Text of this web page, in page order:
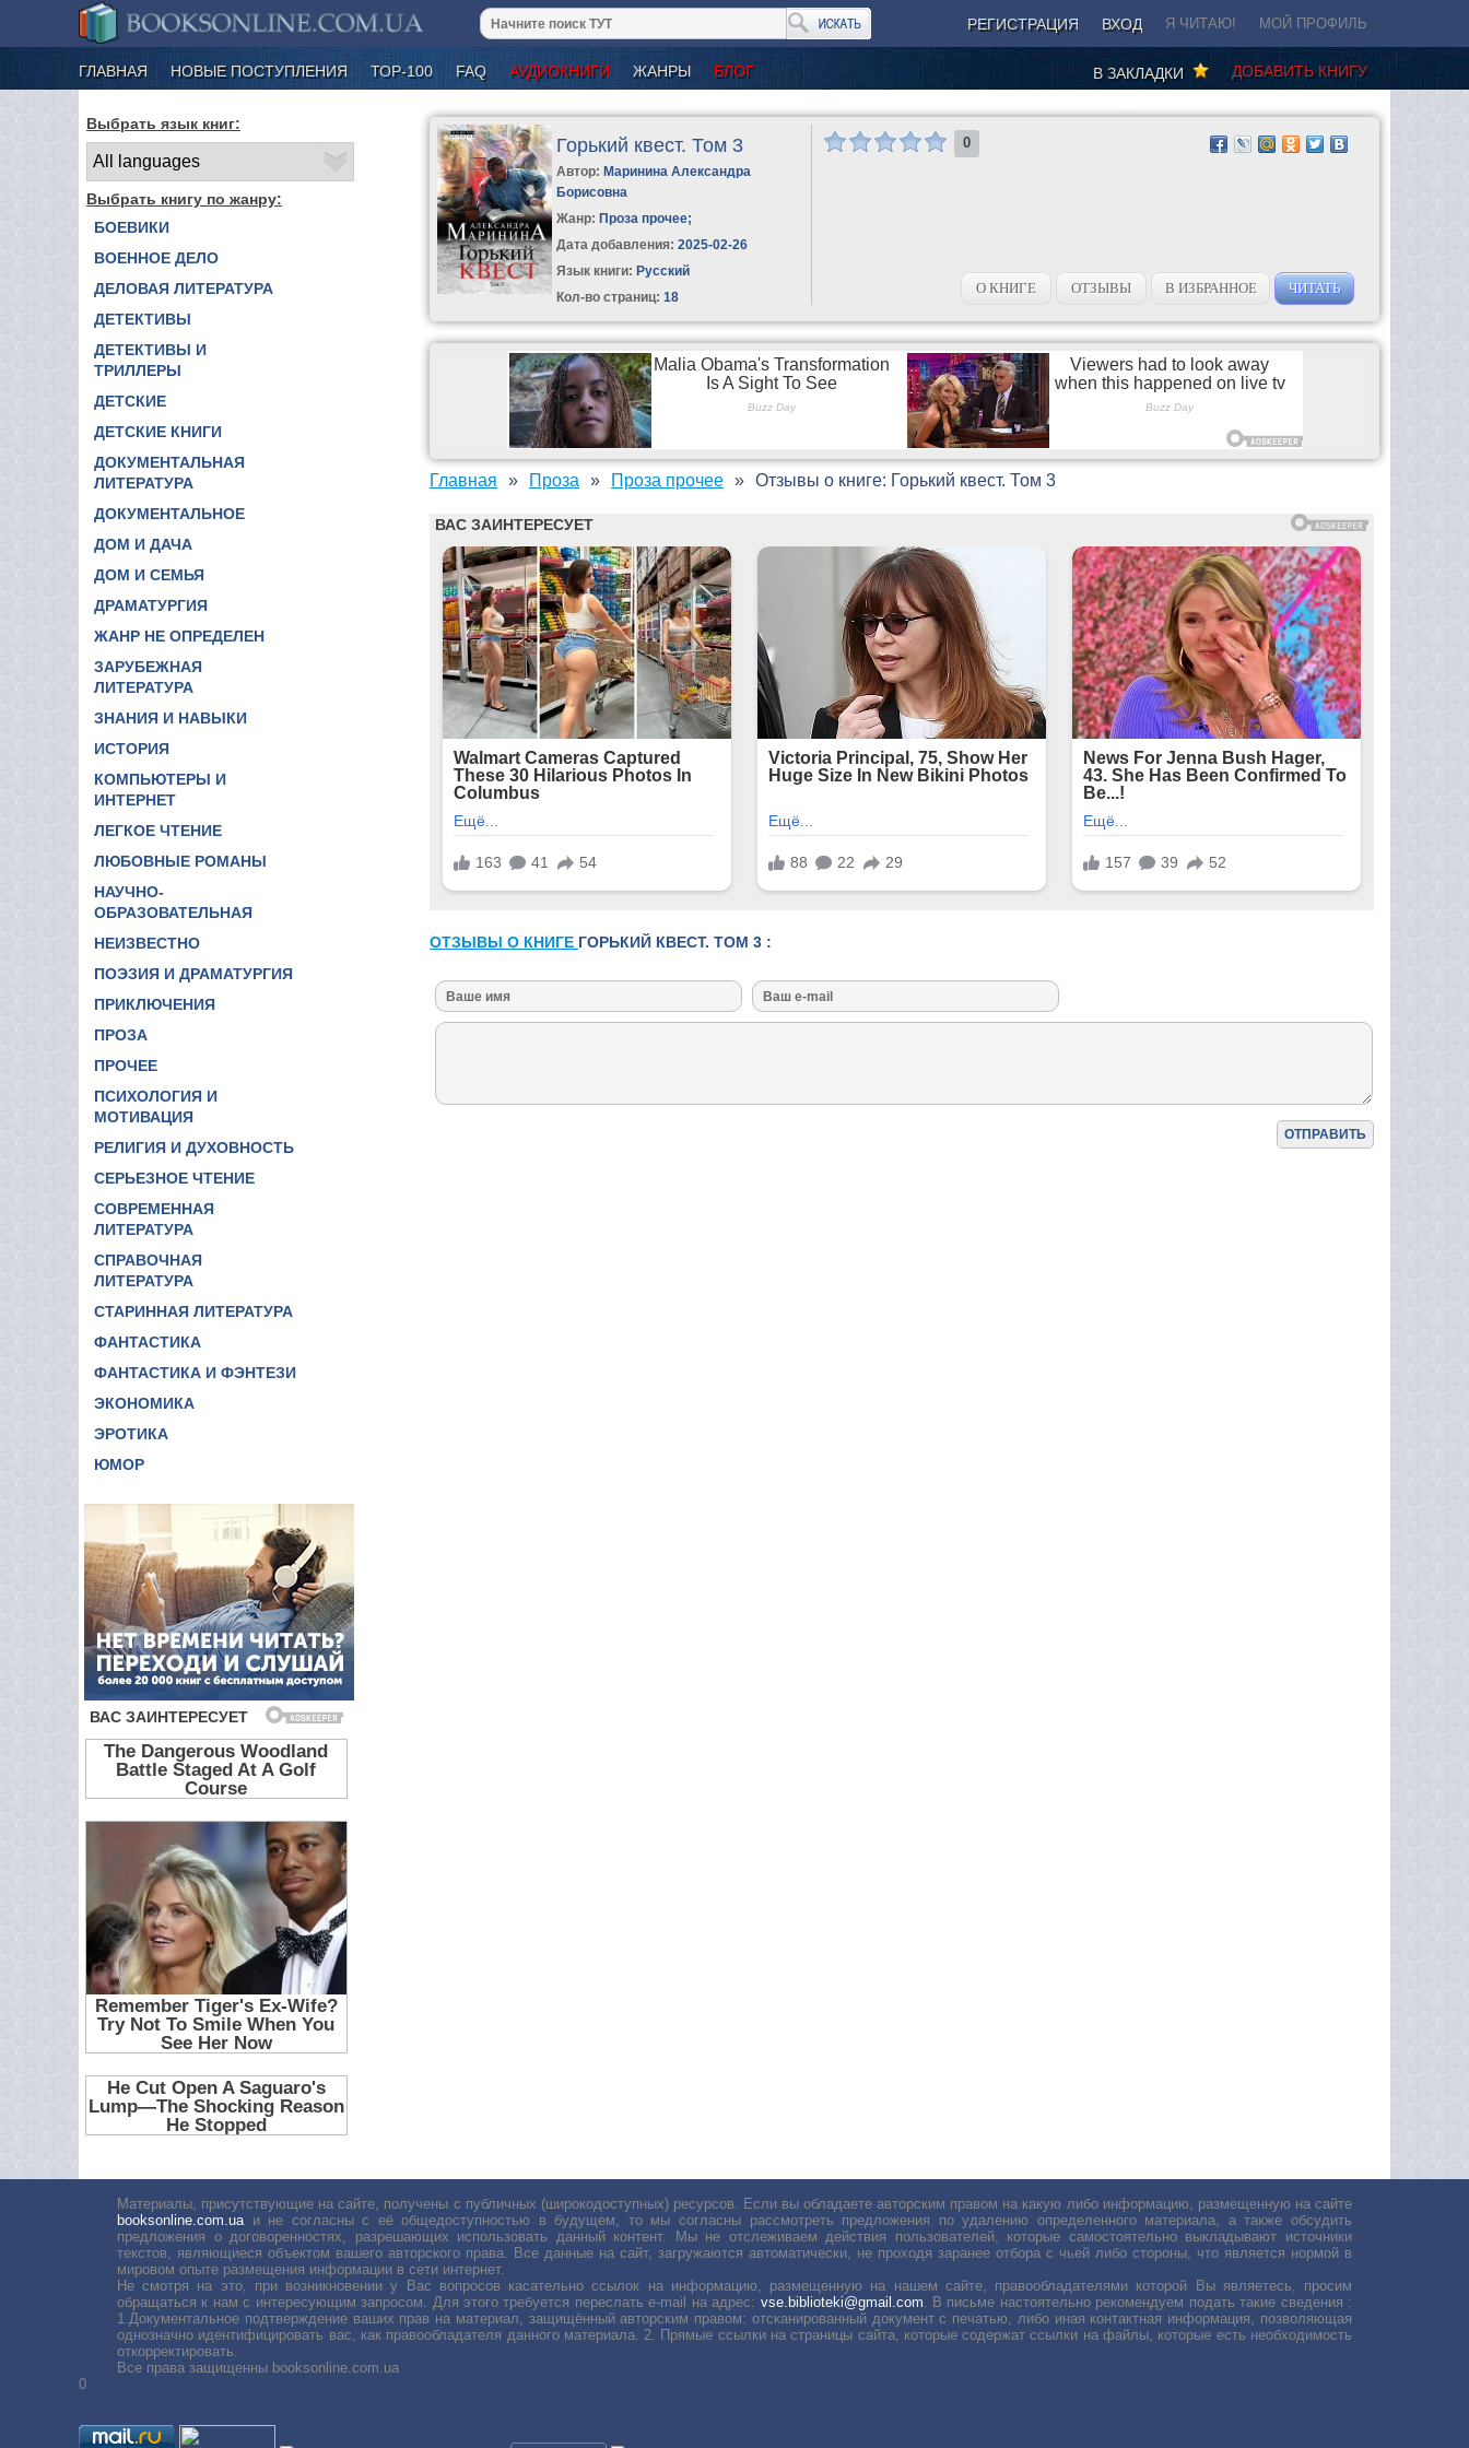
РЕГИСТРАЦИЯ ВХОД Я ЧИТАЮ! МОЙ ПРОФИЛЬ
ГЛАВНАЯ НОВЫЕ ПОСТУПЛЕНИЯ ТОР-100 FAQ АУДИОКНИГИ ЖАНРЫ БЛОГ ДОБАВИТЬ КНИГУ
В ЗАКЛАДКИ
Выбрать язык книг:
Выбрать книгу по жанру:
БОЕВИКИ
ВОЕННОЕ ДЕЛО
ДЕЛОВАЯ ЛИТЕРАТУРА
ДЕТЕКТИВЫ
ДЕТЕКТИВЫ И
ТРИЛЛЕРЫ
ДЕТСКИЕ
ДЕТСКИЕ КНИГИ
ДОКУМЕНТАЛЬНАЯ
ЛИТЕРАТУРА
ДОКУМЕНТАЛЬНОЕ
ДОМ И ДАЧА
ДОМ И СЕМЬЯ
ДРАМАТУРГИЯ
ЖАНР НЕ ОПРЕДЕЛЕН
ЗАРУБЕЖНАЯ
ЛИТЕРАТУРА
ЗНАНИЯ И НАВЫКИ
ИСТОРИЯ
КОМПЬЮТЕРЫ И
ИНТЕРНЕТ
ЛЕГКОЕ ЧТЕНИЕ
ЛЮБОВНЫЕ РОМАНЫ
НАУЧНО-
ОБРАЗОВАТЕЛЬНАЯ
НЕИЗВЕСТНО
ПОЭЗИЯ И ДРАМАТУРГИЯ
ПРИКЛЮЧЕНИЯ
ПРОЗА
ПРОЧЕЕ
ПСИХОЛОГИЯ И
МОТИВАЦИЯ
РЕЛИГИЯ И ДУХОВНОСТЬ
СЕРЬЕЗНОЕ ЧТЕНИЕ
СОВРЕМЕННАЯ
ЛИТЕРАТУРА
СПРАВОЧНАЯ
ЛИТЕРАТУРА
СТАРИННАЯ ЛИТЕРАТУРА
ФАНТАСТИКА
ФАНТАСТИКА И ФЭНТЕЗИ
ЭКОНОМИКА
ЭРОТИКА
ЮМОР
Горький квест. Том 3
Автор: Маринина Александра
Борисовна
Жанр: Проза прочее;
Дата добавления: 2025-02-26
Язык книги: Русский
Кол-во страниц: 18
0
О КНИГЕ ОТЗЫВЫ В ИЗБРАННОЕ ЧИТАТЬ
Главная Проза Проза прочее Отзывы о книге: Горький квест. Том 3
ОТЗЫВЫ О КНИГЕ ГОРЬКИЙ КВЕСТ. ТОМ 3 :
Материалы, присутствующие на сайте, получены с публичных (широкодоступных) ресурсов. Если вы обладаете авторским правом на какую либо информацию, размещенную на сайте
booksonline.com.uaи не согласны с её общедоступностью в будущем, то мы согласны рассмотреть предложения по удалению определенного материала, а также обсудить
предложения о договоренностях, разрешающих использовать данный контент. Мы не отслеживаем действия пользователей, которые самостоятельно выкладывают источники
текстов, являющиеся объектом вашего авторского права. Все данные на сайт, загружаются автоматически, не проходя заранее отбора с чьей либо стороны, что является нормой в
мировом опыте размещения информации в сети интернет.
Не смотря на это, при возникновении у Вас вопросов касательно ссылок на информацию, размещенную на нашем сайте, правообладателями которой Вы являетесь, просим
обращаться к нам с интересующим запросом. Для этого требуется переслать е-mail на адрес: vse.biblioteki@gmail.com. В письме настоятельно рекомендуем подать такие сведения :
1.Документальное подтверждение ваших прав на материал, защищённый авторским правом: отсканированный документ с печатью, либо иная контактная информация, позволяющая
однозначно идентифицировать вас, как правообладателя данного материала. 2. Прямые ссылки на страницы сайта, которые содержат ссылки на файлы, которые есть необходимость
откорректировать.
Все права защищенны booksonline.com.ua
0